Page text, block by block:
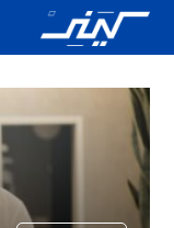
كيف
مقالات
مميزة